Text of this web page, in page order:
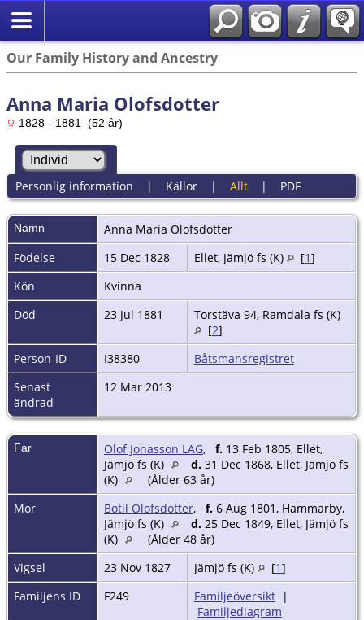
Our Family History and Ancestry
Anna Maria Olofsdotter
1828 - 1881 (52 år)
Personlig information | Källor| Allt| PDF
Namn Anna Maria Olofsdotter
Födelse
15 Dec 1828 Ellet, Jämjö fs (K) [1]
Kön
Kvinna
Död
23 Jul 1881
Torstäva 94, Ramdala fs (K)
[2]
Person-ID
I38380
Båtsmansregistret
Senast
ändrad
12 Mar 2013
Far Olof Jonasson LAG, f. 13 Feb 1805, Ellet,
Jämjö fs (K)
d. 31 Dec 1868, Ellet, Jämjö fs
(K)
(Ålder 63 år)
Mor
Botil Olofsdotter, f. 6 Aug 1801, Hammarby,
Jämjö fs (K)
d. 25 Dec 1849, Ellet, Jämjö fs
(K)
(Ålder 48 år)
Vigsel
23 Nov 1827 Jämjö fs (K) [1]
Familjens ID
F249 Familjeöversikt |
Familjediagram